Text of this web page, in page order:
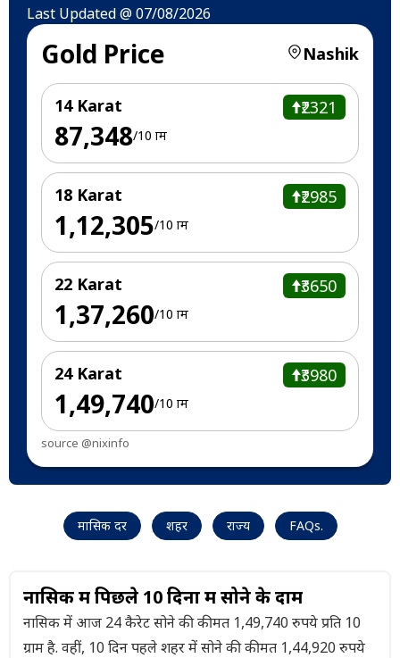
Last Updated @ 07/08/2026
Gold Price Nashik
14 Karat ₹2321
₹87,348/10 ग्राम
18 Karat ₹2985
₹1,12,305/10 ग्राम
22 Karat ₹3650
₹1,37,260/10 ग्राम
24 Karat ₹3980
₹1,49,740/10 ग्राम
source @nixinfo
मासिक दर शहर राज्य FAQs.
नासिक में पिछले 10 दिनों में सोने के दाम
नासिक में आज 24 कैरेट सोने की कीमत 1,49,740 रुपये प्रति 10
ग्राम है. वहीं, 10 दिन पहले शहर में सोने की कीमत 1,44,920 रुपये